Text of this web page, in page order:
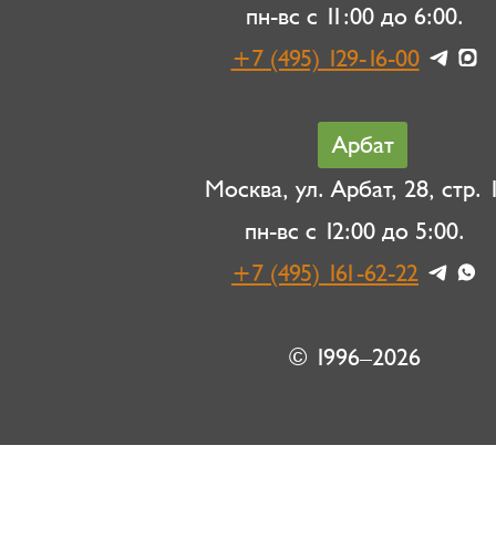
пн-вс с 11:00 до 6:00.
+7 (495) 129-16-00
Арбат
Москва, ул. Арбат, 28, стр.
пн-вс с 12:00 до 5:00.
+7 (495) 161-62-22
© 1996–2026